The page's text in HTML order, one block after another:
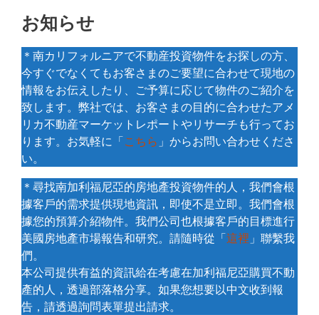
お知らせ
＊南カリフォルニアで不動産投資物件をお探しの方、
今すぐでなくてもお客さまのご要望に合わせて現地の
情報をお伝えしたり、ご予算に応じて物件のご紹介を
致します。弊社では、お客さまの目的に合わせたアメ
リカ不動産マーケットレポートやリサーチも行ってお
ります。お気軽に「こちら 」からお問い合わせくださ
い。
＊尋找南加利福尼亞的房地產投資物件的人，我們會根
據客戶的需求提供現地資訊，即使不是立即。我們會根
據您的預算介紹物件。我們公司也根據客戶的目標進行
美國房地產市場報告和研究。請隨時從「這裡 」聯繫我
們。
本公司提供有益的資訊給在考慮在加利福尼亞購買不動
產的人，透過部落格分享。如果您想要以中文收到報
告，請透過詢問表單提出請求。